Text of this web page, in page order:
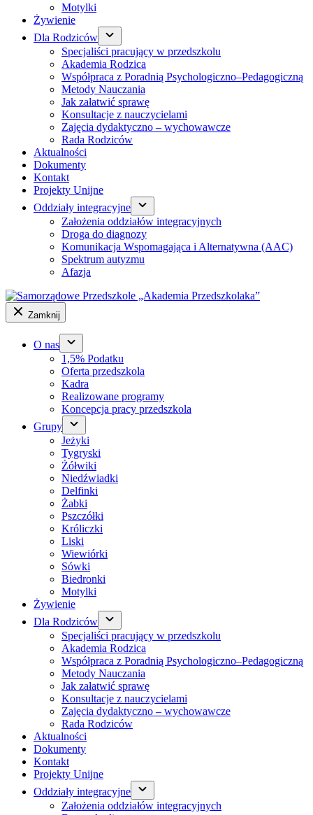
Motylki
Żywienie
Dla Rodziców
Specjaliści pracujący w przedszkolu
Akademia Rodzica
Współpraca z Poradnią Psychologiczno–Pedagogiczną
Metody Nauczania
Jak załatwić sprawę
Konsultacje z nauczycielami
Zajęcia dydaktyczno – wychowawcze
Rada Rodziców
Aktualności
Dokumenty
Kontakt
Projekty Unijne
Oddziały integracyjne
Założenia oddziałów integracyjnych
Droga do diagnozy
Komunikacja Wspomagająca i Alternatywna (AAC)
Spektrum autyzmu
Afazja
Zamknij
O nas
1,5% Podatku
Oferta przedszkola
Kadra
Realizowane programy
Koncepcja pracy przedszkola
Grupy
Jeżyki
Tygryski
Żółwiki
Niedźwiadki
Delfinki
Żabki
Pszczółki
Króliczki
Liski
Wiewiórki
Sówki
Biedronki
Motylki
Żywienie
Dla Rodziców
Specjaliści pracujący w przedszkolu
Akademia Rodzica
Współpraca z Poradnią Psychologiczno–Pedagogiczną
Metody Nauczania
Jak załatwić sprawę
Konsultacje z nauczycielami
Zajęcia dydaktyczno – wychowawcze
Rada Rodziców
Aktualności
Dokumenty
Kontakt
Projekty Unijne
Oddziały integracyjne
Założenia oddziałów integracyjnych